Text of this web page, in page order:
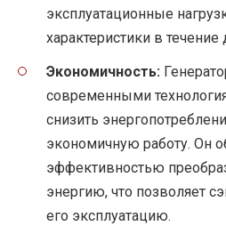
эксплуатационные
характеристики в
Экономичность:
современными
снизить
экономичную работу. Он
эффективностью
энергию, что позволяет
его эксплуатацию.